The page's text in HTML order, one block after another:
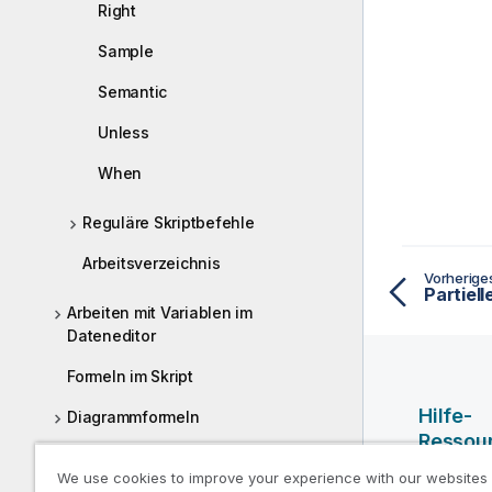
Right
Sample
Semantic
Unless
When
Reguläre Skriptbefehle
Arbeitsverzeichnis
Arbeiten mit Variablen im
Dateneditor
Formeln im Skript
Diagrammformeln
Hilfe-
Qlik Hilfe-
We use cookies to improve your experience with our websites